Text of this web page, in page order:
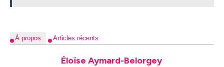
À propos Articles récents
Éloïse Aymard-Belorgey